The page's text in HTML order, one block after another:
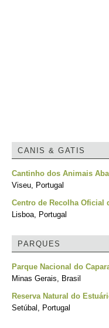
CANIS & GATIS
Cantinho dos Animais
Viseu, Portugal
Centro de Recolha Oficial
Lisboa, Portugal
PARQUES
Parque Nacional do
Minas Gerais, Brasil
Reserva Natural do
Setúbal, Portugal